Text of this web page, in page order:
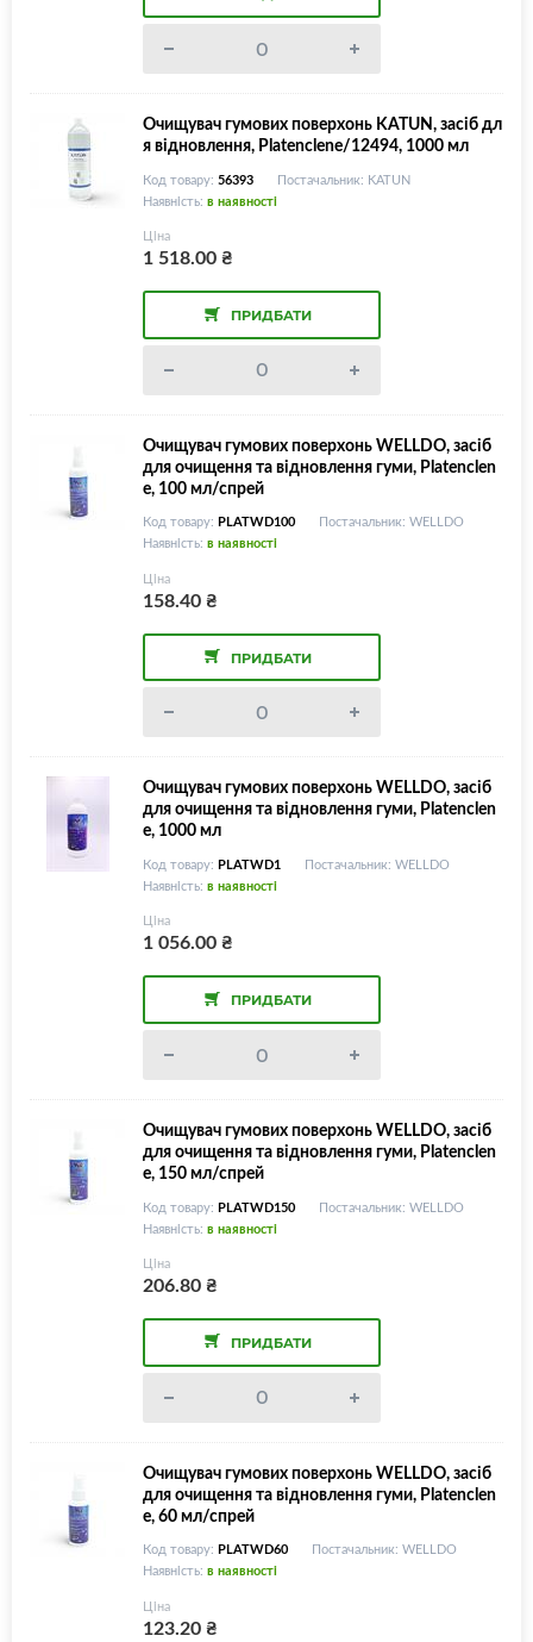
Очищувач гумових поверхонь KATUN, засіб дл
я відновлення, Platenclene/12494, 1000 мл
Код товару: 56393
Постачальник: KATUN
Наявність: в наявності
Ціна
1 518.00₴
ПРИДБАТИ
Очищувач гумових поверхонь WELLDO, засіб
для очищення та відновлення гуми, Platenclen
e, 100 мл/спрей
Код товару: PLATWD100
Постачальник: WELLDO
Наявність: в наявності
Ціна
158.40₴
ПРИДБАТИ
Очищувач гумових поверхонь WELLDO, засіб
для очищення та відновлення гуми, Platenclen
e, 1000 мл
Код товару: PLATWD1
Постачальник: WELLDO
Наявність: в наявності
Ціна
1 056.00₴
ПРИДБАТИ
Очищувач гумових поверхонь WELLDO, засіб
для очищення та відновлення гуми, Platenclen
e, 150 мл/спрей
Код товару: PLATWD150
Постачальник: WELLDO
Наявність: в наявності
Ціна
206.80₴
ПРИДБАТИ
Очищувач гумових поверхонь WELLDO, засіб
для очищення та відновлення гуми, Platenclen
e, 60 мл/спрей
Код товару: PLATWD60
Постачальник: WELLDO
Наявність: в наявності
Ціна
123.20₴